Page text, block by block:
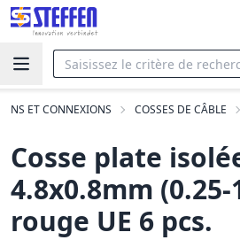
ET CONNEXIONS COSSES DE CÂBLE
Cosse plate
4.8x0.8mm
rouge UE 6 pcs.